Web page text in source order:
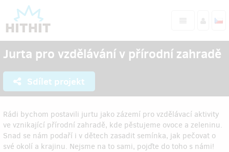
Jurta pro vzdělávání v přírodní zahradě
Sdílet projekt
Rádi bychom postavili jurtu jako zázemí pro vzdělávací aktivity
ve vznikající přírodní zahradě, kde pěstujeme ovoce a zeleninu.
Snad se nám podaří i v dětech zasadit semínka, jak pečovat o
své okolí a krajinu. Nejsme na to sami, pojďte do toho s námi!